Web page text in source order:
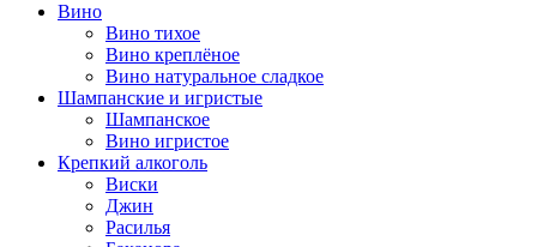
Вино
Вино тихое
Вино креплёное
Вино натуральное сладкое
Шампанские и игристые
Шампанское
Вино игристое
Крепкий алкоголь
Виски
Джин
Расилья